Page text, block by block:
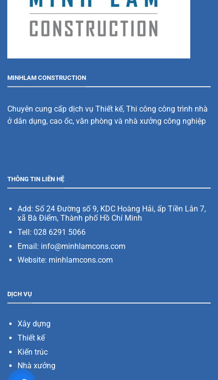
MINHLAM CONSTRUCTION
Chuyên cung cấp dịch vụ Thiết kế, Thi công công trình nhà
ở dân dụng, cao ốc, văn phòng và nhà xưởng công nghiệp
THÔNG TIN LIÊN HỆ
Add: Số 24 Đường số 9, KDC Hoàng Hải, ấp Tiền Lân 7,
xã Bà Điểm, Thành phố Hồ Chí Minh
Tell: 028 6291 5066
Email: info@minhlamcons.com
Website: minhlamcons.com
DỊCH VỤ
Xây dựng
Thiết kế
Kiến trúc
Nhà xưởng